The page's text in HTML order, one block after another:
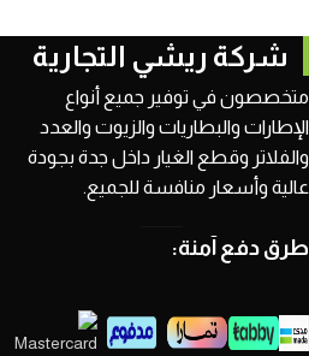
290,00 ر.س.
240,00 ر.س.
شركة ريشي التجارية
متخصصون في توفير جميع أنواع
الإطارات والبطاريات والزيوت والعدد
والفلاتر وقطع الغيار داخل جدة بجودة
عالية وأسعار منافسة للجميع.
طرق دفع آمنة: